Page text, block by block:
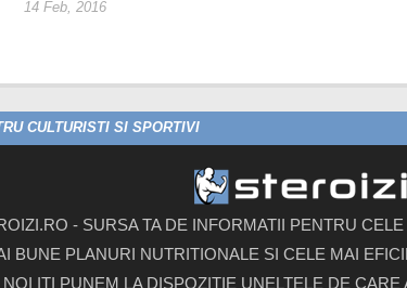
14 Feb, 2016
CULTURISTI SI SPORTIVI
- SURSA TA DE INFORMATII PENTRU
BUNE PLANURI NUTRITIONALE SI CELE MAI
ITI PUNEM LA DISPOZITIE UNELTELE DE